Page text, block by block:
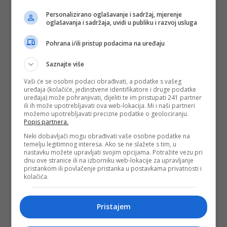
Personalizirano oglašavanje i sadržaj, mjerenje
oglašavanja i sadržaja, uvidi u publiku i razvoj usluga
Pohrana i/ili pristup podacima na uređaju
Saznajte više
Vaši će se osobni podaci obrađivati, a podatke s vašeg
uređaja (kolačiće, jedinstvene identifikatore i druge podatke
uređaja) može pohranjivati, dijeliti te im pristupati 241 partner
ili ih može upotrebljavati ova web-lokacija. Mi i naši partneri
možemo upotrebljavati precizne podatke o geolociranju.
Popis partnera.
Neki dobavljači mogu obrađivati vaše osobne podatke na
temelju legitimnog interesa. Ako se ne slažete s tim, u
nastavku možete upravljati svojim opcijama. Potražite vezu pri
dnu ove stranice ili na izborniku web-lokacije za upravljanje
pristankom ili povlačenje pristanka u postavkama privatnosti i
kolačića.
Pristajem